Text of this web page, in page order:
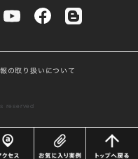
の取り扱いについて
reserved